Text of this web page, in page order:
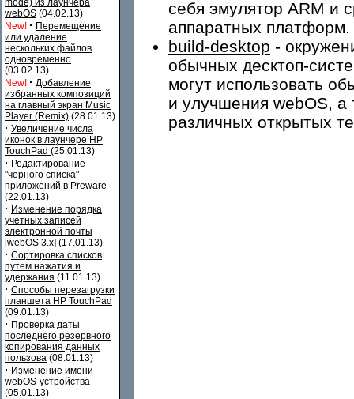
mode) из лаунчера
webOS (04.02.13)
New! · Перемещение
или удаление
нескольких файлов
одновременно
(03.02.13)
New! · Добавление
избранных композиций
на главный экран Music
Player (Remix) (28.01.13)
· Увеличение числа
иконок в лаунчере HP
TouchPad (25.01.13)
· Редактирование
"черного списка"
приложений в Preware
(22.01.13)
· Изменение порядка
учетных записей
электронной почты
[webOS 3.x] (17.01.13)
· Сортировка списков
путем нажатия и
удержания (11.01.13)
· Способы перезагрузки
планшета HP TouchPad
(09.01.13)
· Проверка даты
последнего резервного
копирования данных
пользова (08.01.13)
· Изменение имени
webOS-устройства
(05.01.13)
себя эмулятор ARM и
аппаратных платформ.
build-desktop -
обычных десктоп-
могут использовать
и улучшения webOS, а
различных открытых